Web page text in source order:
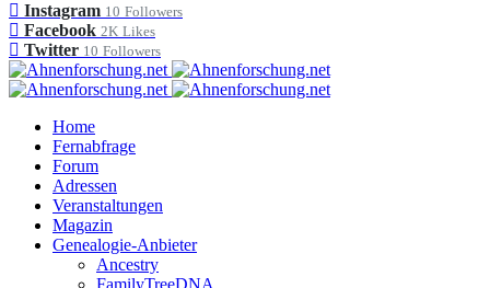
Instagram 10 Followers
Facebook 2K Likes
Twitter 10 Followers
Home
Fernabfrage
Forum
Adressen
Veranstaltungen
Magazin
Genealogie-Anbieter
Ancestry